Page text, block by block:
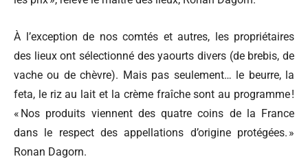
À l’exception de nos comtés et autres, les propriétaires
des lieux ont sélectionné des yaourts divers (de brebis, de
vache ou de chèvre). Mais pas seulement… le beurre, la
feta, le riz au lait et la crème fraîche sont au programme !
« Nos produits viennent des quatre coins de la France
dans le respect des appellations d’origine protégées. »
Ronan Dagorn.